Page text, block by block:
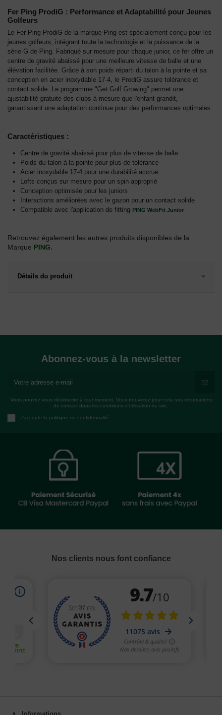
Fer Ping ProdiG : Performance et Adaptabilité pour Jeunes
Golfeurs
Le Fer Ping ProdiG de la marque Ping est spécialement conçu pour les
jeunes golfeurs, intégrant toute la technologie et la puissance de la
série G de Ping. Fabriqué sur mesure pour chaque junior, ce fer offre un
centre de gravité abaissé pour une meilleure vitesse de balle et une
élévation facilitée. Grâce à son poids réparti du talon à la pointe et sa
conception en acier inoxydable 17-4, le ProdiG assure tolérance et
contact solide. Le programme "Get Golf Growing" permet une
ajustabilité gratuite des clubs à mesure que l'enfant grandit,
garantissant une adaptation continue pour des performances optimales.
Caractéristiques :
Centre de gravité abaissé pour plus de vitesse de balle
Poids du talon à la pointe pour plus de tolérance
Acier inoxydable 17-4 pour une durabilité accrue
Lofts conçus sur mesure pour un spin approprié
Conception optimisée pour les juniors
Interactions améliorées avec le gazon pour un contact solide
Compatible avec l'application de fitting PING WebFit Junior
Retrouvez également les autres produits disponibles de la
Marque PING.
Détails du produit
Abonnez-vous à la newsletter
Vous pouvez vous désinscrire à tout moment. Vous trouverez pour cela nos informations
de contact dans les conditions d'utilisation du site.
J'accepte la politique de confidentialité
Nos clients nous font confiance